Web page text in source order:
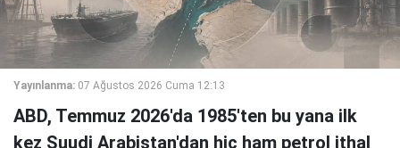
Yayınlanma: 07 Ağustos 2026 Cuma 12:13
ABD, Temmuz 2026'da 1985'ten bu yana ilk
kez Suudi Arabistan'dan hiç ham petrol ithal